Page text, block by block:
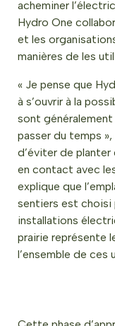
acheminer
Hydro One
et les
manières de les
« Je pense que
à s’ouvrir à la
sont généralement
passer du temps
d’éviter de planter
en contact avec
explique que
sentiers est choisi
installations
prairie représente
l’ensemble de ces